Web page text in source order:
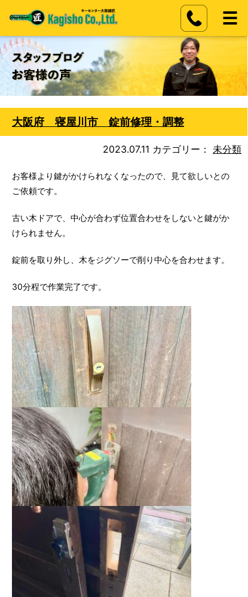
大阪府 寝屋川市 錠前修理・調整
2023.07.11 カテゴリー： 未分類
お客様より鍵がかけられなくなったので、見て欲しいとの
ご依頼です。
古い木ドアで、中心が合わず位置合わせをしないと鍵がか
けられません。
錠前を取り外し、木をジグソーで削り中心を合わせます。
30分程で作業完了です。